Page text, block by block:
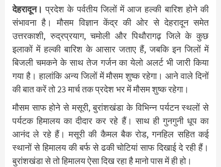
देहरादून। प्रदेश के पर्वतीय जिलों में आज हल्की बारिश होने की
संभावना है। मौसम विज्ञान केंद्र की ओर से देहरादून समेत
उत्तरकाशी, रुद्रप्रयाग, चमोली और पिथौरागढ़ जिले के कुछ
इलाकों में हल्की बारिश के आसार जताए हैं, जबकि इन जिलों में
बिजली चमकने के साथ तेज गर्जन का येलो अलर्ट भी जारी किया
गया है। हालांकि अन्य जिलों में मौसम शुष्क रहेगा। आने वाले दिनों
की बात करें तो 23 मार्च तक प्रदेश भर में मौसम शुष्क रहेगा।
मौसम साफ होने से मसूरी, बुरांशखंडा के विभिन्न पर्यटन स्थलों से
पर्यटक हिमालय का दीदार कर रहे हैं। साथ ही गुनगुनी धूप का
आनंद ले रहे हैं। मसूरी की कैमल बैक रोड, गनहिल सहित कई
स्थानों से हिमालय की बर्फ से ढकी चोटियां साफ दिखाई दे रही हैं।
बुरांशखंडा से तो हिमालय ऐसा दिख रहा है मानो पास में ही हो।